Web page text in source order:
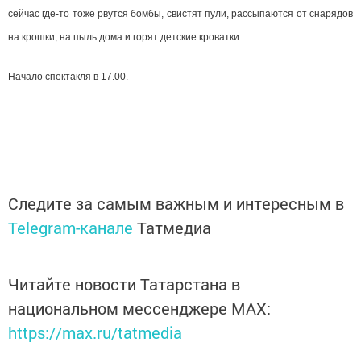
сейчас где-то тоже рвутся бомбы, свистят пули, рассыпаются от снарядов
на крошки, на пыль дома и горят детские кроватки.
Начало спектакля в 17.00.
Следите за самым важным и интересным в
Telegram-канале Татмедиа
Читайте новости Татарстана в
национальном мессенджере MАХ:
https://max.ru/tatmedia